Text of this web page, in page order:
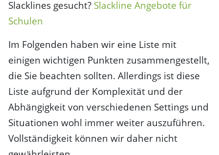
Slacklines gesucht? Slackline Angebote für
Schulen
Im Folgenden haben wir eine Liste mit
einigen wichtigen Punkten zusammengestellt,
die Sie beachten sollten. Allerdings ist diese
Liste aufgrund der Komplexität und der
Abhängigkeit von verschiedenen Settings und
Situationen wohl immer weiter auszuführen.
Vollständigkeit können wir daher nicht